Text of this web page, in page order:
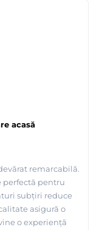
cu punct de
acasă
remarcabilă.
perfectă pentru
subțiri reduce
asigură o
o experiență